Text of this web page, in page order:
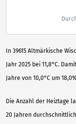
In 39615 Altmärkische
Jahr 2025 bei 11,8°C.
Jahre von 10,0°C um
Die Anzahl der Heiztage
20 Jahren